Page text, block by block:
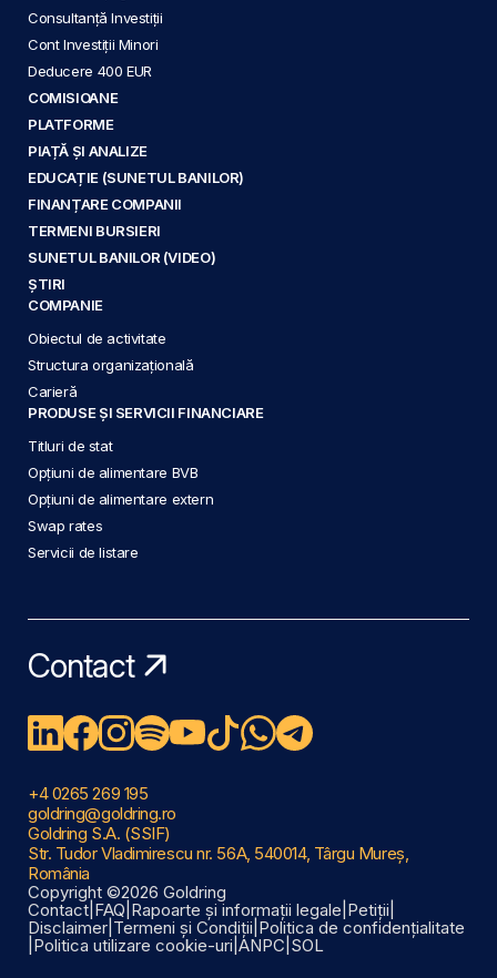
Consultanță Investiții
Cont Investiții Minori
Deducere 400 EUR
COMISIOANE
PLATFORME
PIAȚĂ ȘI ANALIZE
EDUCAȚIE (SUNETUL BANILOR)
FINANȚARE COMPANII
TERMENI BURSIERI
SUNETUL BANILOR (VIDEO)
ȘTIRI
COMPANIE
Obiectul de activitate
Structura organizațională
Carieră
PRODUSE ȘI SERVICII FINANCIARE
Titluri de stat
Opțiuni de alimentare BVB
Opțiuni de alimentare extern
Swap rates
Servicii de listare
Contact
+4 0265 269 195
goldring@goldring.ro
Goldring S.A. (SSIF)
Str. Tudor Vladimirescu nr. 56A, 540014, Târgu Mureș,
România
Copyright ©2026 Goldring
Contact FAQ Rapoarte și informații legale Petiții
Disclaimer Termeni și Condiții Politica de confidențialitate
Politica utilizare cookie-uri ANPC SOL